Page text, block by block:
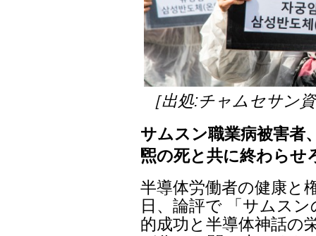
［出処:チャムセサン
サムスン職業病被害者
煕の死と共に終わらせ
半導体労働者の健康と
日、論評で 「サムスン
的成功と半導体神話の